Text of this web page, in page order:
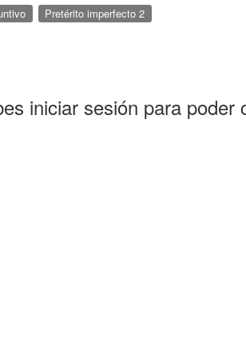
Pretérito imperfecto 2
iniciar sesión para poder